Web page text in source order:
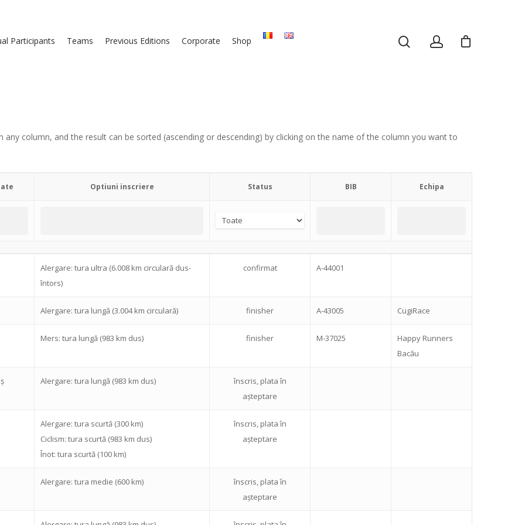
Participants Teams Previous Editions Corporate Shop
column, and the result can be sorted (ascending or descending) by clicking on the name of the column you want to
Optiuni inscriere Status BIB Echipa
Alergare: tura ultra (6.008 km circulară dus-
întors)
confirmat A-44001
Alergare: tura lungă (3.004 km circulară) finisher A-43005 CugiRace
Mers: tura lungă (983 km dus) finisher M-37025
Happy Runners
Bacău
Alergare: tura lungă (983 km dus)
înscris, plata în
așteptare
Alergare: tura scurtă (300 km)
Ciclism: tura scurtă (983 km dus)
Înot: tura scurtă (100 km)
înscris, plata în
așteptare
Alergare: tura medie (600 km)
înscris, plata în
așteptare